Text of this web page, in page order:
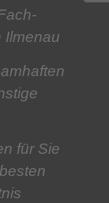
Ilmenau
für Sie